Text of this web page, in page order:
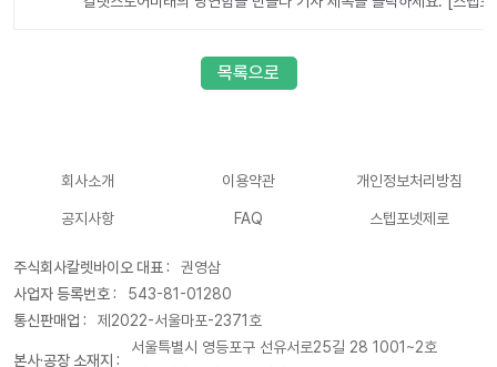
목록으로
회사소개 이용약관 개인정보처리방침
공지사항 FAQ 스텝포넷제로
주식회사칼렛바이오 대표 :
권영삼
사업자 등록번호 :
543-81-01280
통신판매업 :
제2022-서울마포-2371호
본사·공장 소재지 :
서울특별시 영등포구 선유서로25길 28 1001~2호